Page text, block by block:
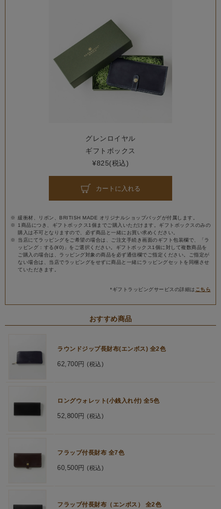
グレンロイヤル
ギフトボックス
¥825(税込)
カートに入れる
緩衝材、リボン、BRITISH MADE オリジナルショップバッグが付属します。
1商品につき、ギフトボックス1個までご購入いただけます。ギフトボックスのみの
購入は不可となりますので、必ず商品と一緒にお買い求めください。
当店にてラッピングをご希望の場合は、ご注文手続き画面のギフト包装欄で、「ラ
ッピング：する(¥0)」をご選択ください。ギフトボックス1個に対して複数商品を
ご購入の場合は、ラッピング対象の商品を必ず通信欄でご指定ください。ご指定が
ない場合は、当店でラッピングをせずに商品と一緒にラッピングセットを同梱させ
ていただきます。
*ギフトラッピングサービスの詳細は こちら
おすすめ商品
ラウンドジップ長財布(エンボス) 全2色
62,700円 (税込)
ロングウォレット(小銭入れ付) 全5色
52,800円 (税込)
フラップ付長財布 全7色
60,500円 (税込)
フラップ付長財布（エンボス） 全2色